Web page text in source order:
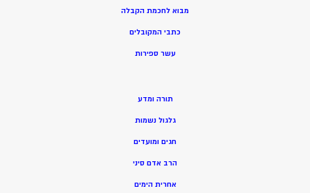
מבוא לחכמת הקבלה
כתבי המקובלים
עשר ספירות
תורה ומדע
גלגול נשמות
חגים ומועדים
הרב אדם סיני
אחרית הימים